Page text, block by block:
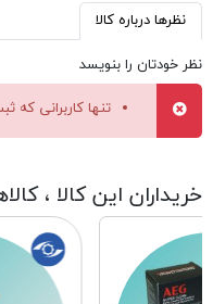
نظرها درباره کالا
نظر خودتان را بنویسد
تنها کاربرانی که
خریداران این کالا ،